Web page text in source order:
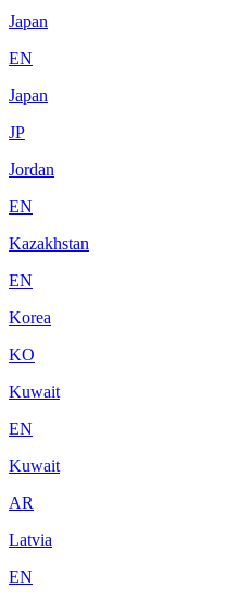
Japan
EN
Japan
JP
Jordan
EN
Kazakhstan
EN
Korea
KO
Kuwait
EN
Kuwait
AR
Latvia
EN